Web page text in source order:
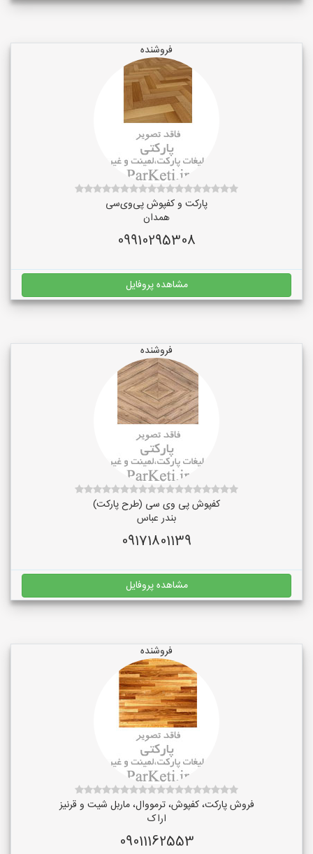
فروشنده
پارکت و کفپوش پی‌وی‌سی
همدان
09910295308
مشاهده پروفایل
فروشنده
کفپوش پی وی سی (طرح پارکت)
بندر عباس
09171801139
مشاهده پروفایل
فروشنده
فروش پارکت، کفپوش، ترمووال، ماربل شیت و قرنیز
اراک
09011162553